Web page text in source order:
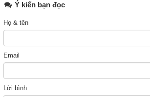
Ý kiến bạn đọc
Họ & tên
Email
Lời bình